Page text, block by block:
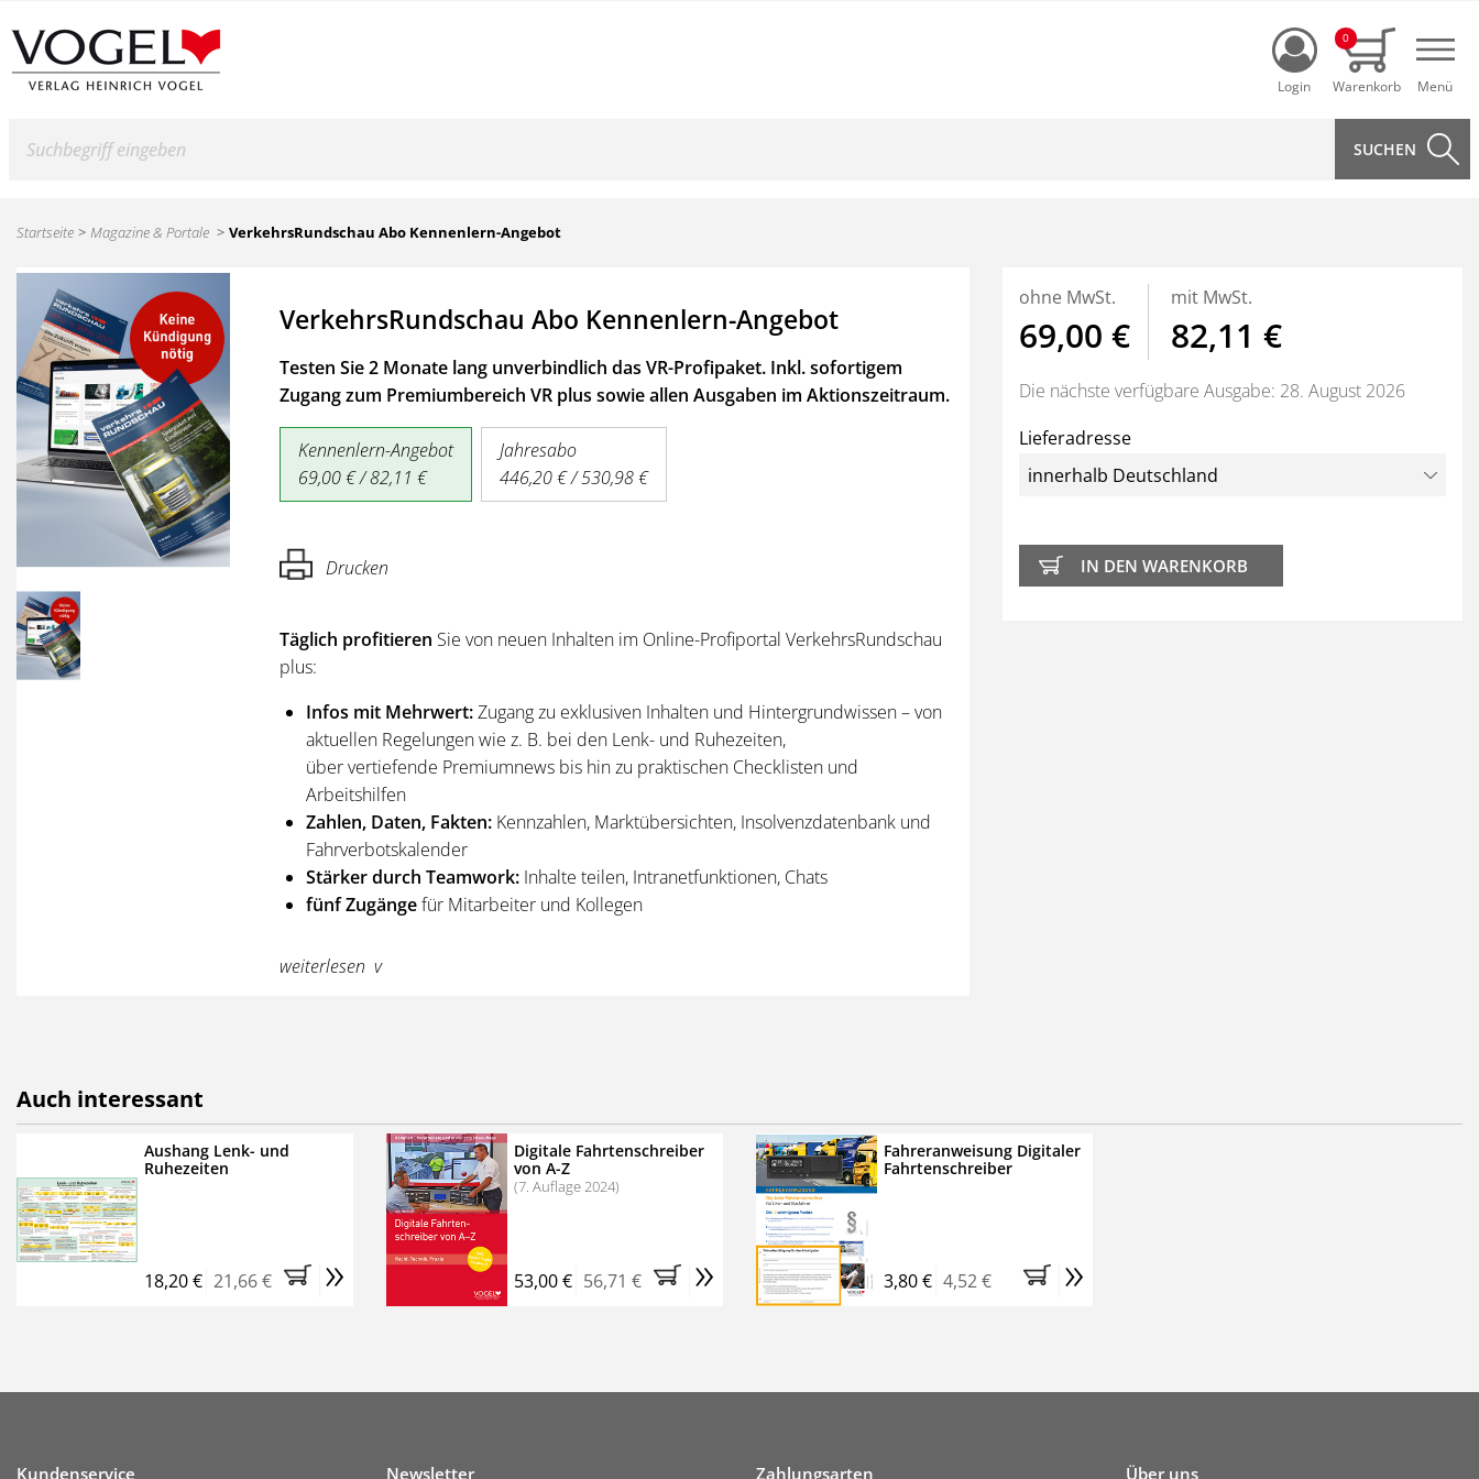
Login
0
Startseite Magazine & Portale VerkehrsRundschau Abo Kennenlern-Angebot
VerkehrsRundschau Abo Kennenlern-Angebot
Testen Sie 2 Monate lang unverbindlich das VR-Profipaket. Inkl. sofortigem
Zugang zum Premiumbereich VR plus sowieallen Ausgaben im Aktionszeitraum.
Kennenlern-Angebot
69,00 € / 82,11 €
Jahresabo
446,20 € / 530,98 €
Drucken
Täglich profitieren Sie von neuen Inhalten im Online-Profiportal VerkehrsRundschau
plus:
Infos mit Mehrwert:Zugang zu exklusiven Inhalten und Hintergrundwissen – von
aktuellen Regelungen wie z. B. bei den Lenk- und Ruhezeiten,
über vertiefende Premiumnews bis hin zu praktischen Checklisten und
Arbeitshilfen
Zahlen, Daten, Fakten: Kennzahlen, Marktübersichten, Insolvenzdatenbank und
Fahrverbotskalender
Stärker durch Teamwork: Inhalte teilen, Intranetfunktionen, Chats
fünf Zugängefür Mitarbeiter und Kollegen
Sie erhaltenalle Ausgaben
Kostenfreie Online-Seminare
Bestellen Sie jetzt das VerkehrsRundschau Profipaket im Kennenlern-Abo für zwei
Monate (inkl. der derzeitig gesetzlichen MwSt. und Versandkosten).Nach 2 Monaten
brauchen Sie nichts weiter tun, das Abonnement endet automatisch, es
entstehen keine weiteren Verpflichtungen.
weiterlesen
ohne MwSt.
69,00 €
mit MwSt.
82,11 €
Die nächste verfügbare Ausgabe: 28. August 2026
Lieferadresse
Auch interessant
Aushang Lenk- und
Ruhezeiten
18,20 € 21,66 € »
Digitale Fahrtenschreiber
von A-Z
(7. Auflage 2024)
53,00 € 56,71 € »
Fahreranweisung Digitaler
Fahrtenschreiber
3,80 € 4,52 € »
Kundenservice Newsletter Zahlungsarten Über uns